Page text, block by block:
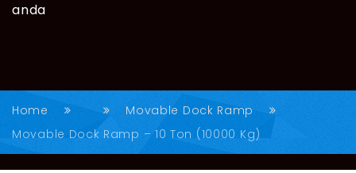
anda
Home
Movable Dock Ramp
Movable Dock Ramp – 10 Ton (10000 Kg)